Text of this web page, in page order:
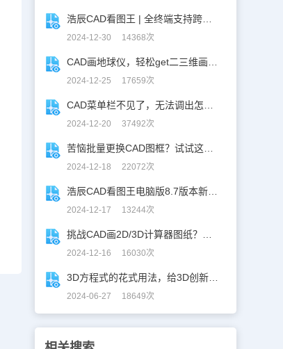
2024-12-30 14368次
2024-12-25 17659次
2024-12-20 37492次
2024-12-18 22072次
2024-12-17 13244次
2024-12-16 16030次
2024-06-27 18649次